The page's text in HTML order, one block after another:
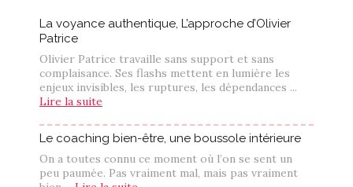
La voyance authentique, L’approche d’Olivier
Patrice
Olivier Patrice travaille sans support et sans
complaisance. Ses flashs mettent en lumière les
enjeux invisibles, les ruptures, les dépendances ...
Lire la suite
Le coaching bien-être, une boussole intérieure
On a toutes connu ce moment où l’on se sent un
peu paumée. Pas vraiment mal, mais pas vraiment